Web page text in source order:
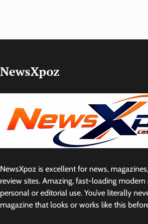
NewsXpoz
NewsXpoz is excellent for news,
review sites. Amazing, fast-loading
personal or editorial use. You’ve literally
magazine that looks or works like this